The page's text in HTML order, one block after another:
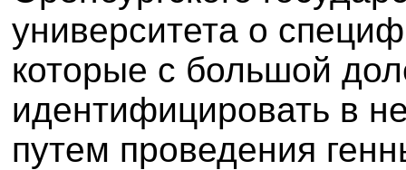
университета о
которые с большой
идентифицировать в
путем проведения